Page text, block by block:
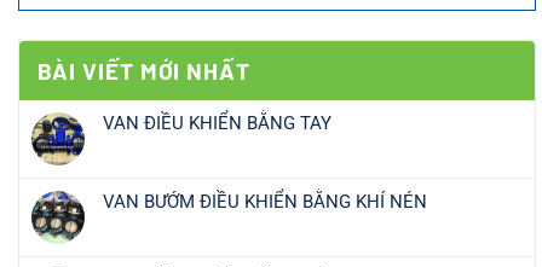
BÀI VIẾT MỚI NHẤT
VAN ĐIỀU KHIỂN BẰNG TAY
VAN BƯỚM ĐIỀU KHIỂN BẰNG KHÍ NÉN